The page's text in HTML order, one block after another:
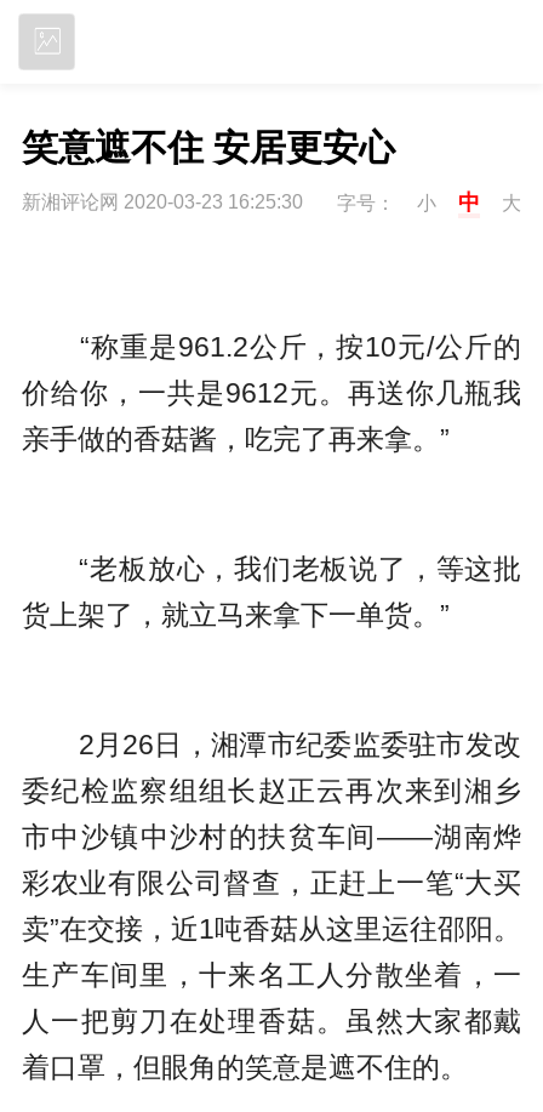
笑意遮不住 安居更安心
新湘评论网 2020-03-23 16:25:30 字号： 小 中 大
“称重是961.2公斤，按10元/公斤的
价给你，一共是9612元。再送你几瓶我
亲手做的香菇酱，吃完了再来拿。”
“老板放心，我们老板说了，等这批
货上架了，就立马来拿下一单货。”
2月26日，湘潭市纪委监委驻市发改
委纪检监察组组长赵正云再次来到湘乡
市中沙镇中沙村的扶贫车间——湖南烨
彩农业有限公司督查，正赶上一笔“大买
卖”在交接，近1吨香菇从这里运往邵阳。
生产车间里，十来名工人分散坐着，一
人一把剪刀在处理香菇。虽然大家都戴
着口罩，但眼角的笑意是遮不住的。